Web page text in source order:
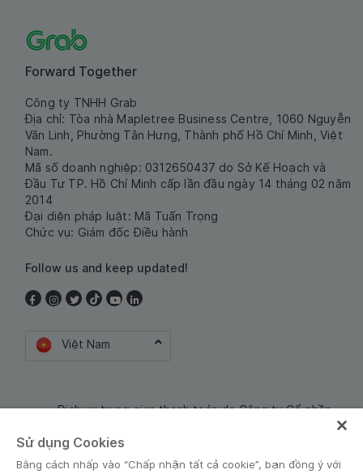
Forward Together
Công ty TNHH Grab
Địa chỉ: Tòa nhà Mapletree Business Centre, 1060 Nguyễn
Văn Linh, Phường Tân Hưng, Thành phố Hồ Chí Minh, Việt
Nam.
Mã số doanh nghiệp: 0312650437 do Sở Kế Hoạch và
Đầu Tư TP. Hồ Chí Minh cấp lần đầu ngày 14 tháng 02 năm
2014
Đại diện pháp luật: Mã Tuấn Trọng
Chức vụ: Giám đốc Điều hành
Follow us and keep updated!
Việt Nam
Dịch vụ trung gian thanh toán do Công ty Cổ phần
Sử dụng Cookies
Bằng cách nhấp vào “Chấp nhận tất cả cookie”, bạn đồng ý với